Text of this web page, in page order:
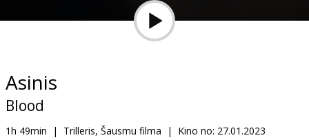
B2B
Asinis
Blood
1h 49min | Trilleris, Šausmu filma | Kino no: 27.01.2023